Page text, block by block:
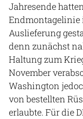
Jahresende
Endmontagelinie
Auslieferung
denn zunächst
Haltung zum
November
Washington
von bestellten
erlaubte. Für die